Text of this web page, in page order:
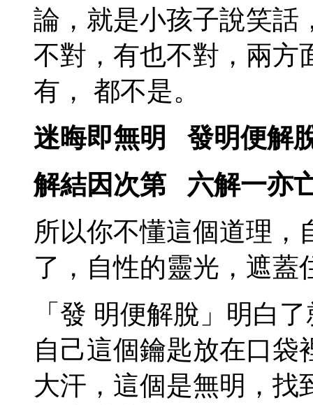
論，就是小孩子說笑話
不對，有也不對，兩方
有， 都不是。
迷晦即無明 發明便解
解結因次第 六解一亦
所以你不懂這個道理，
了，自性的靈光，遮蓋
「發 明便解脫」明白
自己這個鑰匙放在口袋
大汗，這個是無明，找